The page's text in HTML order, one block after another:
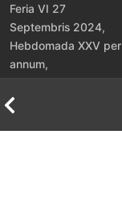
Feria VI 27
Septembris 2024,
Hebdomada XXV per
annum,